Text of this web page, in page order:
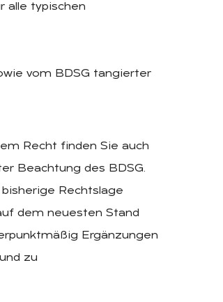
alle typischen
vom BDSG tangierter
Recht finden Sie auch
Beachtung des BDSG.
Rechtslage
dem neuesten Stand
Ergänzungen
zu